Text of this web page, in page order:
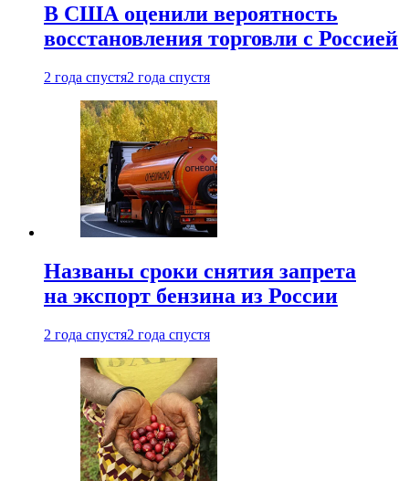
В США оценили вероятность
восстановления торговли с Россией
2 года спустя2 года спустя
Названы сроки снятия запрета
на экспорт бензина из России
2 года спустя2 года спустя